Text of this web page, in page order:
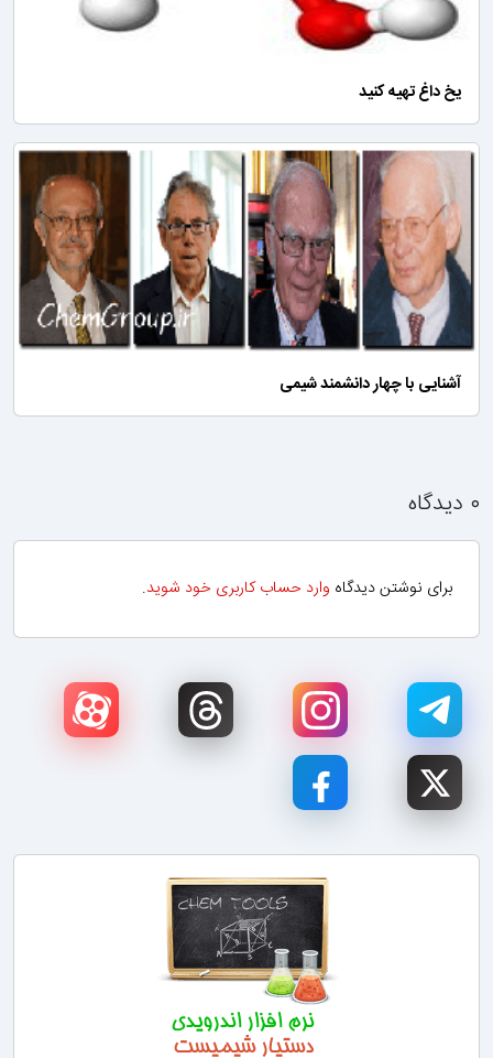
یخ داغ تهیه کنید
آشنایی با چهار دانشمند شیمی
۰ دیدگاه
برای نوشتن دیدگاه وارد حساب کاربری خود شوید.